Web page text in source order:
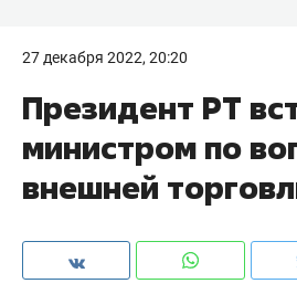
27 декабря 2022, 20:20
Президент РТ
министром по
внешней